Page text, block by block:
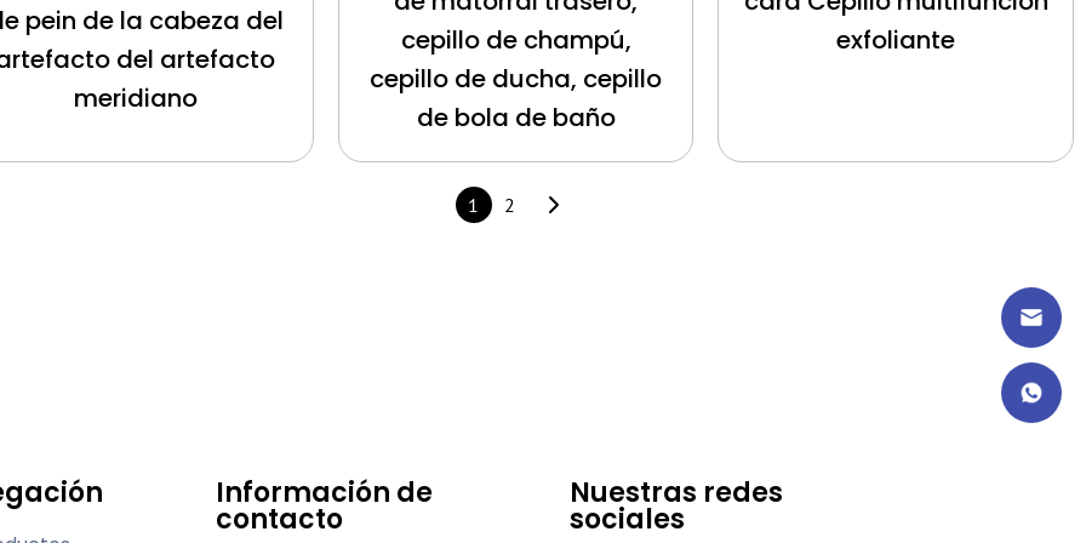
pein de la cabeza del
del artefacto
meridiano
cepillo de champú,
cepillo de ducha, cepillo
de bola de baño
exfoliante
1 2
Información de
contacto
Nuestras redes
sociales